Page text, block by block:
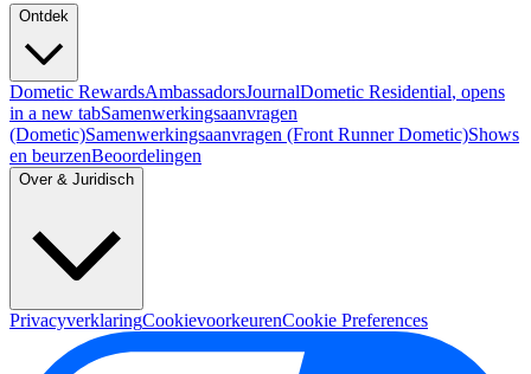
Ontdek
Dometic RewardsAmbassadorsJournalDometic Residential, opens
in a new tabSamenwerkingsaanvragen
(Dometic)Samenwerkingsaanvragen (Front Runner Dometic)Shows
en beurzenBeoordelingen
Over & Juridisch
PrivacyverklaringCookievoorkeurenCookie Preferences